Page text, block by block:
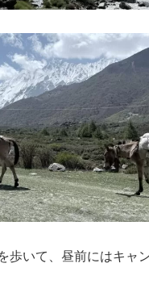
歩いて、昼前にはキャ